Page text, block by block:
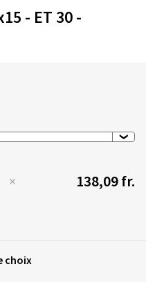
- ET 30 -
138,09 fr.
choix